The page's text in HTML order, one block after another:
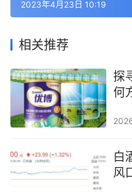
2023年4月23日 10:19
相关推荐
探
何
白
风